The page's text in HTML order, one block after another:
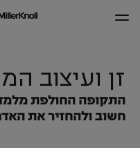
זן ועיצוב
התקופה החולפת
חשוב ולהחזיר את